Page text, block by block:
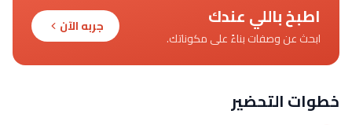
اطبخ باللي عندك
ابحث عن وصفات بناءً على مكوناتك.
جربه الآن
خطوات التحضير